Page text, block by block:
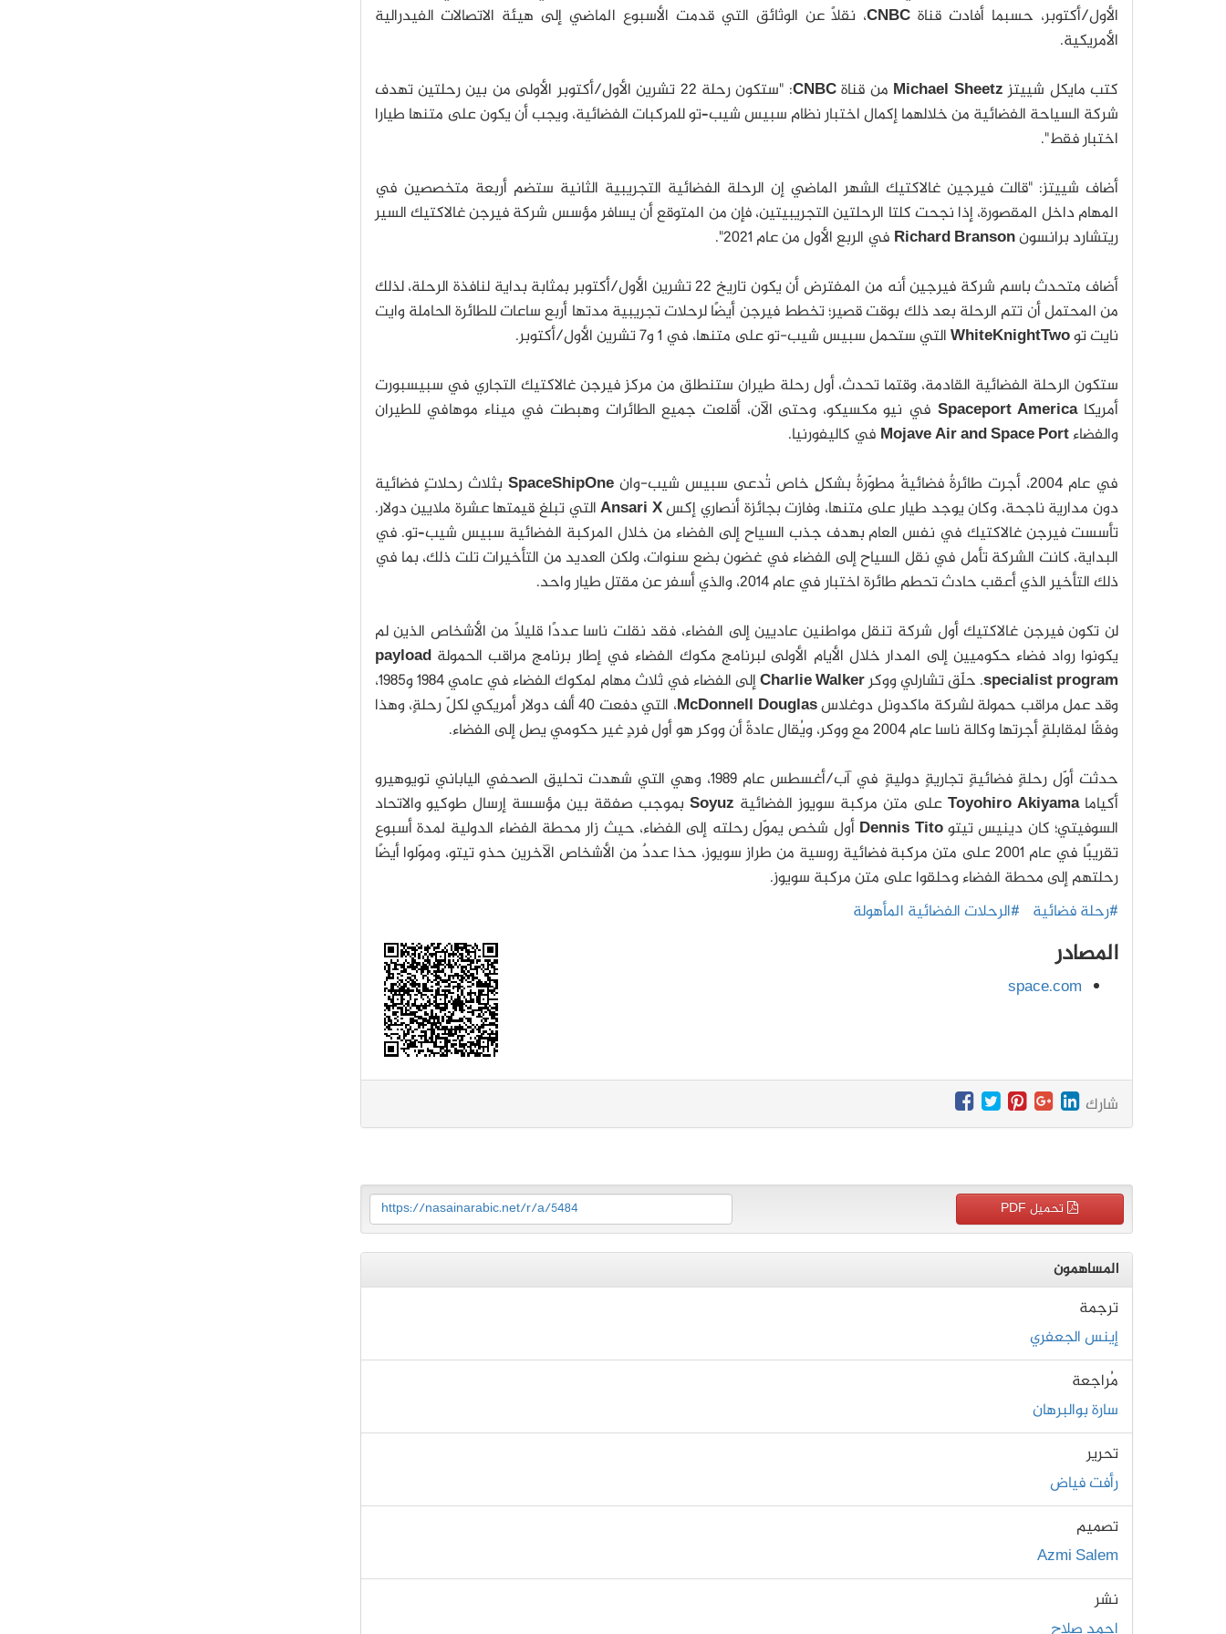
الأول/أكتوبر، حسبما أفادت قناة CNBC، نقلًا عن الوثائق التي قدمت الأسبوع الماضي إلى هيئة الاتصالات الفيدرالية
الأمريكية.
كتب مايكل شييتزMichael Sheetz من قناةCNBC
: "ستكون رحلة 22 تشرين الأول/أكتوبر الأولى من بين رحلتين تهدف
شركة السياحة الفضائية من خلالهما إكمال اختبار نظام سبيس شيب–تو للمركبات الفضائية، ويجب أن يكون على متنها طيارا
اختبار فقط".
أضاف شييتز: "قالت فيرجين غالاكتيك الشهر الماضي إن الرحلة الفضائية التجريبية الثانية ستضم أربعة متخصصين في
المهام داخل المقصورة، إذا نجحت كلتا الرحلتين التجريبيتين، فإن من المتوقع أن يسافر مؤسس شركة فيرجن غالاكتيك السير
ريتشارد برانسونRichard Branson في الربع الأول من عام 2021".
أضاف متحدث باسم شركة فيرجين أنه من المفترض أن يكون تاريخ 22 تشرين الأول/أكتوبر بمثابة بداية لنافذة الرحلة، لذلك
من المحتمل أن تتم الرحلة بعد ذلك بوقت قصير؛ تخطط فيرجن أيضًا لرحلات تجريبية مدتها أربع ساعات للطائرة الحاملة وايت
نايت توWhiteKnightTwoالتي ستحمل سبيس شيب-تو على متنها، في 1 و7 تشرين الأول/أكتوبر.
ستكون الرحلة الفضائية القادمة، وقتما تحدث، أول رحلة طيران ستنطلق من مركز فيرجن غالاكتيك التجاري في سبيسبورت
أمريكاSpaceport America في نيو مكسيكو، وحتى الآن، أقلعت جميع الطائرات وهبطت في ميناء موهافي للطيران
والفضاءMojave Air and Space Port في كاليفورنيا.
في عام 2004، أجرت طائرةٌ فضائيةٌ مطوّرةٌ بشكلٍ خاص تُدعى سبيس شيب-وان
SpaceShipOne بثلاث رحلاتٍ فضائية
دون مدارية ناجحة، وكان يوجد طيار على متنها، وفازت بجائزة أنصاري إكسAnsari Xالتي تبلغ قيمتها عشرة ملايين دولار.
تأسست فيرجن غالاكتيك في نفس العام بهدف جذب السياح إلى الفضاء من خلال المركبة الفضائية سبيس شيب–تو. في
البداية، كانت الشركة تأمل في نقل السياح إلى الفضاء في غضون بضع سنوات، ولكن العديد من التأخيرات تلت ذلك، بما في
ذلك التأخير الذي أعقب حادث تحطم طائرة اختبار في عام 2014، والذي أسفر عن مقتل طيار واحد.
لن تكون فيرجن غالاكتيك أول شركة تنقل مواطنين عاديين إلى الفضاء، فقد نقلت ناسا عددًا قليلًا من الأشخاص الذين لم
يكونوا رواد فضاء حكوميين إلى المدار خلال الأيام الأولى لبرنامج مكوك الفضاء في إطار برنامج مراقب الحمولةpayload
specialist program. حلّق تشارلي ووكرCharlie Walker
إلى الفضاء في ثلاث مهام لمكوك الفضاء في عامي 1984 و1985،
وقد عمل مراقب حمولة لشركة ماكدونل دوغلاسMcDonnell Douglas
، التي دفعت 40 ألف دولار أمريكي لكلّ رحلةٍ، وهذا
وفقًا لمقابلةٍ أجرتها وكالة ناسا عام 2004 مع ووكر، ويُقال عادةً أن ووكر هو أول فردٍ غير حكومي يصل إلى الفضاء.
حدثت أوّل رحلةٍ فضائيةٍ تجاريةٍ دوليةٍ في آب/أغسطس عام 1989، وهي التي شهدت تحليق الصحفي الياباني تويوهيرو
أكياماToyohiro Akiyama على متن مركبة سويوز الفضائية Soyuz بموجب صفقة بين مؤسسة إرسال طوكيو والاتحاد
السوفيتي؛ كان دينيس تيتوDennis Tito أول شخص يموّل رحلته إلى الفضاء، حيث زار محطة الفضاء الدولية لمدة أسبوع
تقريبًا في عام 2001 على متن مركبة فضائية روسية من طراز سويوز، حذا عددٌ من الأشخاص الآخرين حذو تيتو، وموّلوا أيضًا
رحلتهم إلى محطة الفضاء وحلقوا على متن مركبة سويوز.
#رحلة فضائية #الرحلات الفضائية المأهولة
المصادر
space.com
شارك
تحميل PDF https://nasainarabic.net/r/a/5484
المساهمون
ترجمة
إينس الجعفري
مُراجعة
سارة بوالبرهان
تحرير
رأفت فياض
تصميم
Azmi Salem
نشر